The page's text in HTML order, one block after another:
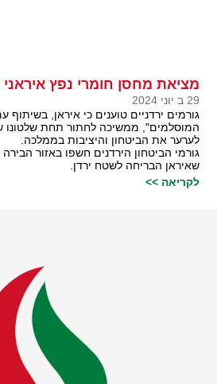
מציאת מחסן חומרי נפץ איראני
29 ב יוני 2024
גורמים ירדניים טוענים כי איראן,
המוסלמים", ממשיכה לחתור תחת שלטונו
לערער את הביטחון והיציבות בממלכה.
גורמי הביטחון הירדנים חשפו באזור
שאיראן הבריחה לשטח ירדן.
לקריאה >>